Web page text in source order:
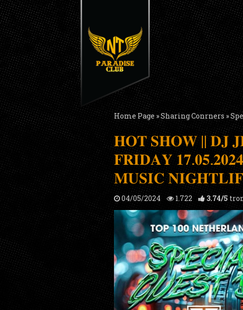
Home Page »Sharing Conrners »
𝐇𝐎𝐓 𝐒𝐇𝐎𝐖 || 𝐃𝐉
𝐅𝐑𝐈𝐃𝐀𝐘
𝐌𝐔𝐒𝐈𝐂
04/05/2024 1.722 3.74/5